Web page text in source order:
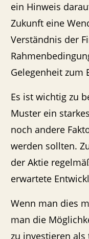
ein Hinweis
Zukunft eine
Verständnis der
Gelegenheit zum
Es ist wichtig zu
Muster ein
noch andere
werden sollten.
der Aktie
erwartete
Wenn man dies
man die
zu investieren